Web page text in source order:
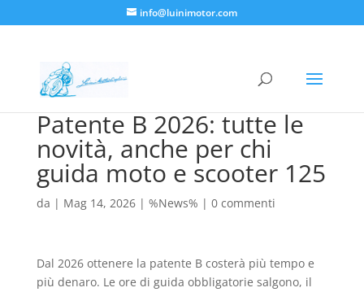
info@luinimotor.com
Patente B 2026: tutte le
novità, anche per chi
guida moto e scooter 125
da | Mag 14, 2026| %News% | 0 commenti
Dal 2026 ottenere la patente B costerà più tempo e
più denaro. Le ore di guida obbligatorie salgono, il